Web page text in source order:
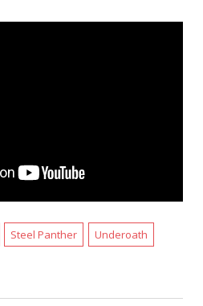
Steel Panther
Underoath